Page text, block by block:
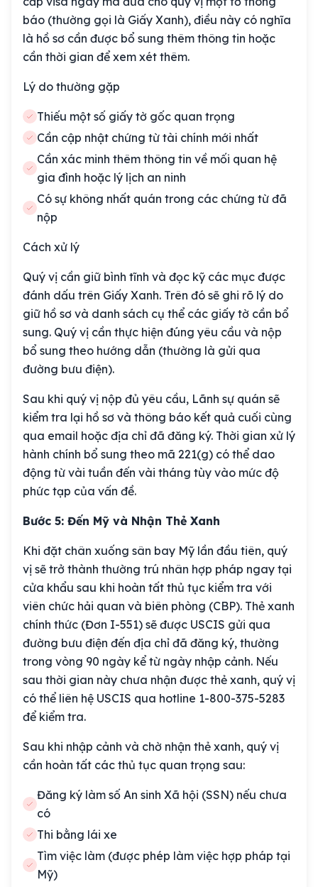
báo (thường gọi là Giấy Xanh), điều này có nghĩa
là hồ sơ cần được bổ sung thêm thông tin hoặc
cần thời gian để xem xét thêm.
Lý do thường gặp
Thiếu một số giấy tờ gốc quan trọng
Cần cập nhật chứng từ tài chính mới nhất
Cần xác minh thêm thông tin về mối quan hệ
gia đình hoặc lý lịch an ninh
Có sự không nhất quán trong các chứng từ đã
nộp
Cách xử lý
Quý vị cần giữ bình tĩnh và đọc kỹ các mục được
đánh dấu trên Giấy Xanh. Trên đó sẽ ghi rõ lý do
giữ hồ sơ và danh sách cụ thể các giấy tờ cần bổ
sung. Quý vị cần thực hiện đúng yêu cầu và nộp
bổ sung theo hướng dẫn (thường là gửi qua
đường bưu điện).
Sau khi quý vị nộp đủ yêu cầu, Lãnh sự quán sẽ
kiểm tra lại hồ sơ và thông báo kết quả cuối cùng
qua email hoặc địa chỉ đã đăng ký. Thời gian xử lý
hành chính bổ sung theo mã 221(g) có thể dao
động từ vài tuần đến vài tháng tùy vào mức độ
phức tạp của vấn đề.
Bước 5: Đến Mỹ và Nhận Thẻ Xanh
Khi đặt chân xuống sân bay Mỹ lần đầu tiên, quý
vị sẽ trở thành thường trú nhân hợp pháp ngay tại
cửa khẩu sau khi hoàn tất thủ tục kiểm tra với
viên chức hải quan và biên phòng (CBP). Thẻ xanh
chính thức (Đơn I-551) sẽ được USCIS gửi qua
đường bưu điện đến địa chỉ đã đăng ký, thường
trong vòng 90 ngày kể từ ngày nhập cảnh. Nếu
sau thời gian này chưa nhận được thẻ xanh, quý vị
có thể liên hệ USCIS qua hotline 1-800-375-5283
để kiểm tra.
Sau khi nhập cảnh và chờ nhận thẻ xanh, quý vị
cần hoàn tất các thủ tục quan trọng sau:
Đăng ký làm số An sinh Xã hội (SSN) nếu chưa
có
Thi bằng lái xe
Tìm việc làm (được phép làm việc hợp pháp tại
Mỹ)